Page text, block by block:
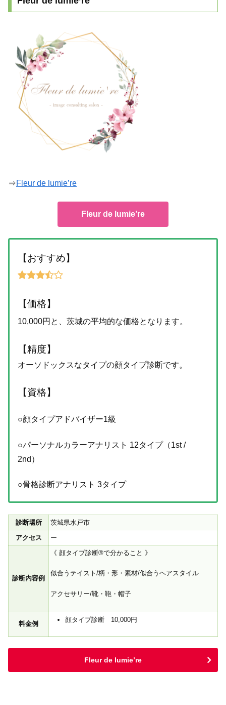
⇒Fleur de lumie’re
Fleur de lumie’re
【おすすめ】
【価格】
10,000円と、茨城の平均的な価格となります。
【精度】
オーソドックスなタイプの顔タイプ診断です。
【資格】
○顔タイプアドバイザー1級
○パーソナルカラーアナリスト 12タイプ（1st /
2nd）
○骨格診断アナリスト 3タイプ
診断場所
茨城県水戸市
アクセス
ー
診断内容例
《 顔タイプ診断®︎で分かること 》
似合うテイスト/柄・形・素材/似合うヘアスタイル
アクセサリー/靴・鞄・帽子
料金例 顔タイプ診断 10,000円
Fleur de lumie’re